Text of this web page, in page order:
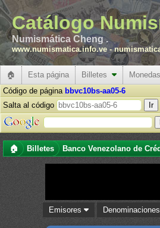
Catálogo
Numismática Cheng .
www.numismatica.info.ve -
🏠 Esta página Billetes
Código de página bbvc10bs-aa05-6
Salta al código
🏠 Billetes Banco Venezolano de
Emisores